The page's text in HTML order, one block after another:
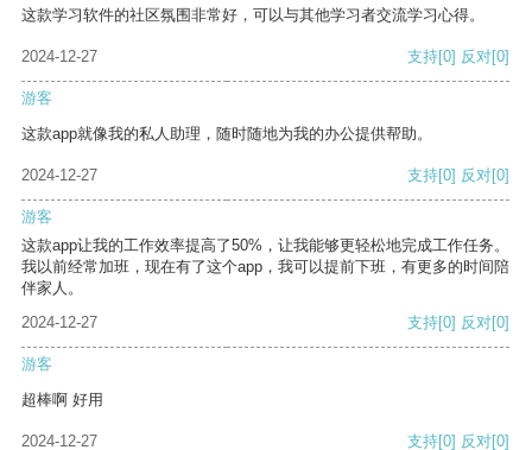
这款学习软件的社区氛围非常好，可以与其他学习者交流学习心得。
2024-12-27 支持[0] 反对[0]
游客
这款app就像我的私人助理，随时随地为我的办公提供帮助。
2024-12-27 支持[0] 反对[0]
游客
这款app让我的工作效率提高了50%，让我能够更轻松地完成工作任务。
我以前经常加班，现在有了这个app，我可以提前下班，有更多的时间陪
伴家人。
2024-12-27
支持[0] 反对[0]
游客
超棒啊 好用
2024-12-27 支持[0] 反对[0]